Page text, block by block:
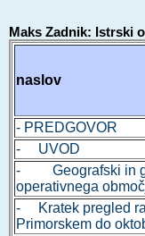
Maks Zadnik: Istrski
naslov
- PREDGOVOR
- UVOD
- Geografski in
operativnega
- Kratek pregled
Primorskem do